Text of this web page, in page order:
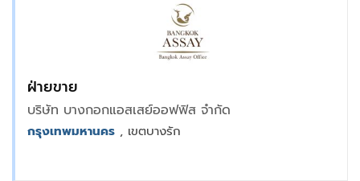
ฝ่ายขาย
บริษัท บางกอกแอสเสย์ออฟฟิส จำกัด
กรุงเทพมหานคร , เขตบางรัก